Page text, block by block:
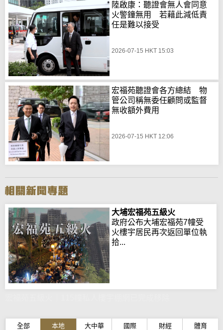
陸啟康：聽證會無人會同意
火警鐘無用 若藉此減低責
任是難以接受
2026-07-15 HKT 15:03
宏福苑聽證會各方總結 物
管公司稱無委任顧問或監督
無收額外費用
2026-07-15 HKT 12:06
大埔宏福苑五級火
政府公布大埔宏福苑7幢受
火樓宇居民再次返回單位執
拾...
全部 本地 大中華 國際 財經 體育